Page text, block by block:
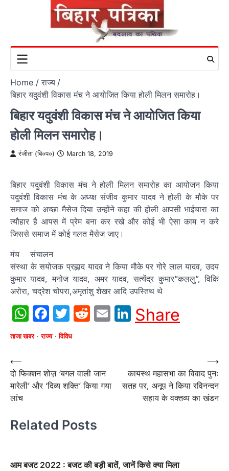
Home
राज्य
बिहार यदुवंशी विकास मंच ने आयोजित किया होली मिलन समारोह।
बिहार यदुवंशी विकास मंच ने आयोजित किया
होली मिलन समारोह।
रंजीता (बि०प०) March 18, 2019
बिहार यदुवंशी विकास मंच ने होली मिलन समारोह का आयोजन किया
यदुवंशी विकास मंच के अध्य्क्ष संजीव कुमार यादव ने होली के मौके पर
समाज को अच्छा मैसेज दिया उन्होंने कहा की होली आपसी भाईचारा का
त्यौहार है आपस में प्रेम बना कर रखे और कोई भी ऐसा काम न करे
जिससे समाज में कोई गलत मैसेज जाए।
मंच संचालन
संस्था के सयोजक प्रह्लाद यादव ने किया मौके पर गोरे लाल यादव, उदय
कुमार यादव, मनोज यादव, अमर यादव, सत्येंद्र कुमार”कललु”, विकि
अरोरा, चद्रेश चोपरा,अमृतांशु शेखर आदि उपस्तिथ थे
WhatsApp
Facebook
Twitter
Reddit
EmailLinkedIn
Share
ताजा खबर राज्य विविध
Post
navigation
⟵
दो फिक्‍शन शोज़ ‘बगल वाली जान
मारेली’ और ‘दिव्‍य शक्ति’ किया गया
लांच
कायस्थ महासभा का विवाद पुनः
सतह पर, अनूप ने किया रविनन्दन
सहाय के वक्तव्य का खंडन
⟶
Related Posts
आम बजट 2022 : बजट की बड़ी बातें, जानें किसे क्या मिला